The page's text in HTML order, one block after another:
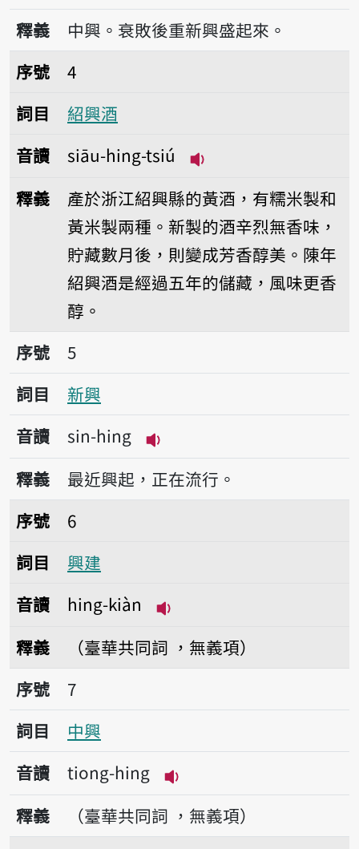
播放音讀ho̍k-hing
釋義
中興。衰敗後重新興盛起來。
序號4紹興酒
序號
4
詞目
紹興酒
音讀
siāu-hing-tsiú
釋義
產於浙江紹興縣的黃酒，有糯米製和
黃米製兩種。新製的酒辛烈無香味，
貯藏數月後，則變成芳香醇美。陳年
紹興酒是經過五年的儲藏，風味更香
醇。
序號5新興
序號
5
詞目
新興
音讀
sin-hing
播放音讀sin-hing
釋義
最近興起，正在流行。
序號6興建
序號
6
詞目
興建
音讀
hing-kiàn
釋義
（臺華共同詞 ，無義項）
序號7中興
序號
7
詞目
中興
音讀
tiong-hing
播放音讀tiong-hing
釋義
（臺華共同詞 ，無義項）